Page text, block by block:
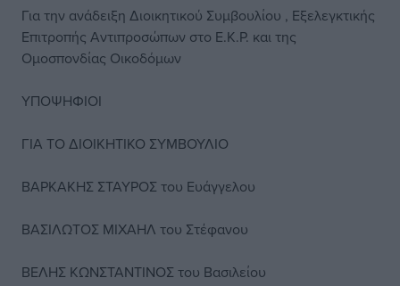
Για την ανάδειξη Διοικητικού Συμβουλίου , Εξελεγκτικής
Επιτροπής Αντιπροσώπων στο Ε.Κ.Ρ. και της
Ομοσπονδίας Οικοδόμων
ΥΠΟΨΗΦΙΟΙ
ΓΙΑ ΤΟ ΔΙΟΙΚΗΤΙΚΟ ΣΥΜΒΟΥΛΙΟ
ΒΑΡΚΑΚΗΣ ΣΤΑΥΡΟΣ του Ευάγγελου
ΒΑΣΙΛΩΤΟΣ ΜΙΧΑΗΛ του Στέφανου
ΒΕΛΗΣ ΚΩΝΣΤΑΝΤΙΝΟΣ του Βασιλείου